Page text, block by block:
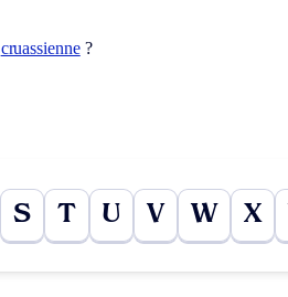
cruassienne?
S T U V W X